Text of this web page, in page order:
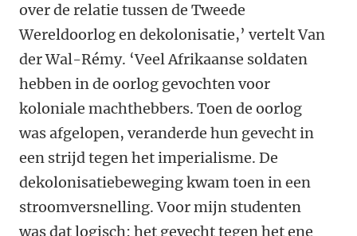
over de relatie tussen de Tweede
Wereldoorlog en dekolonisatie,’ vertelt Van
der Wal-Rémy. ‘Veel Afrikaanse soldaten
hebben in de oorlog gevochten voor
koloniale machthebbers. Toen de oorlog
was afgelopen, veranderde hun gevecht in
een strijd tegen het imperialisme. De
dekolonisatiebeweging kwam toen in een
stroomversnelling. Voor mijn studenten
was dat logisch: het gevecht tegen het ene